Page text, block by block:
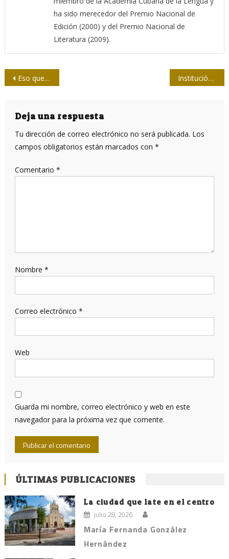
ha sido merecedor del Premio Nacional de
Edición (2000) y del Premio Nacional de
Literatura (2009).
Navegación
entradas
Eso que llaman “periodismo” Institución científica de Cuba desarrolla diagnosticadores relaccionados con la COVID-19
Deja una respuesta
Tu dirección de correo electrónico no será publicada. Los
campos obligatorios están marcados con *
Comentario *
Nombre *
Correo electrónico *
Web
Guarda mi nombre, correo electrónico y web en este
navegador para la próxima vez que comente.
ÚLTIMAS PUBLICACIONES
La ciudad que late en el centro
julio 28, 2026
María Fernanda González
Hernández